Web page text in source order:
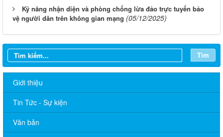
Kỹ năng nhận diện và phòng chống lừa đảo trực tuyến bảo
vệ người dân trên không gian mạng (05/12/2025)
Tìm
Giới thiệu
Tin Tức - Sự kiện
Văn bản